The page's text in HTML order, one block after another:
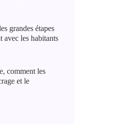
grandes étapes
avec les habitants
comment les
et le